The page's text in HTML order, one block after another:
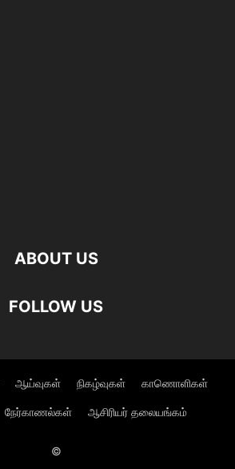
ABOUT US
FOLLOW US
ஆய்வுகள் நிகழ்வுகள் காணொளிகள்
நேர்காணல்கள் ஆசிரியர் தலையங்கம்
©